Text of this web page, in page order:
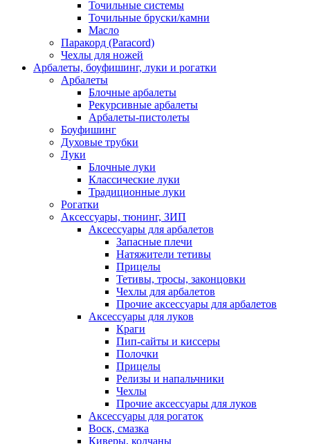
Точильные системы
Точильные бруски/камни
Масло
Паракорд (Paracord)
Чехлы для ножей
Арбалеты, боуфишинг, луки и рогатки
Арбалеты
Блочные арбалеты
Рекурсивные арбалеты
Арбалеты-пистолеты
Боуфишинг
Духовые трубки
Луки
Блочные луки
Классические луки
Традиционные луки
Рогатки
Аксессуары, тюнинг, ЗИП
Аксессуары для арбалетов
Запасные плечи
Натяжители тетивы
Прицелы
Тетивы, тросы, законцовки
Чехлы для арбалетов
Прочие аксессуары для арбалетов
Аксессуары для луков
Краги
Пип-сайты и киссеры
Полочки
Прицелы
Релизы и напальчники
Чехлы
Прочие аксессуары для луков
Аксессуары для рогаток
Воск, смазка
Киверы, колчаны